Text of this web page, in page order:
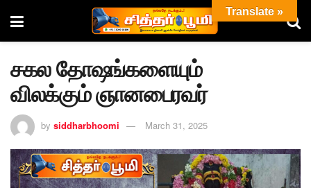
சகல தோஷங்களையும்
விலக்கும் ஞானபைரவர்
by siddharbhoomi March 31, 2025
Translate »